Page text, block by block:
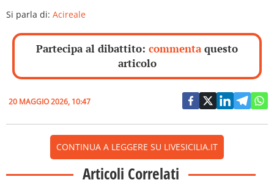
Si parla di: Acireale
Partecipa al dibattito: commentaquesto
articolo
20 MAGGIO 2026, 10:47
CONTINUA A LEGGERE SU LIVESICILIA.IT
Articoli Correlati